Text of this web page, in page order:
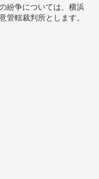
紛争については、横浜
管轄裁判所とします。